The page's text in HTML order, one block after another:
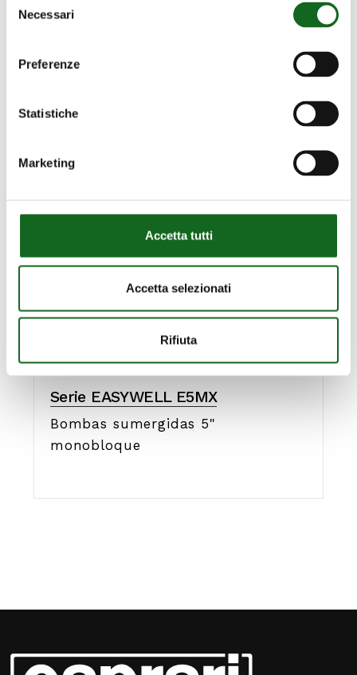
delNecessari
Preferenze
Statistiche
Marketing
Accetta tutti
Accetta selezionati
Rifiuta
Bombas sumergidas 6"-8"-10" de
Serie EASYWELL E5MX
Bombas sumergidas 5"
monobloque